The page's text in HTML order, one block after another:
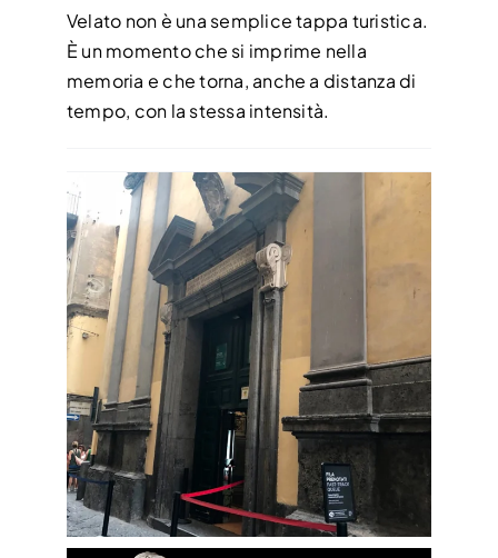
Velato non è una semplice tappa turistica.
È un momento che si imprime nella
memoria e che torna, anche a distanza di
tempo, con la stessa intensità.